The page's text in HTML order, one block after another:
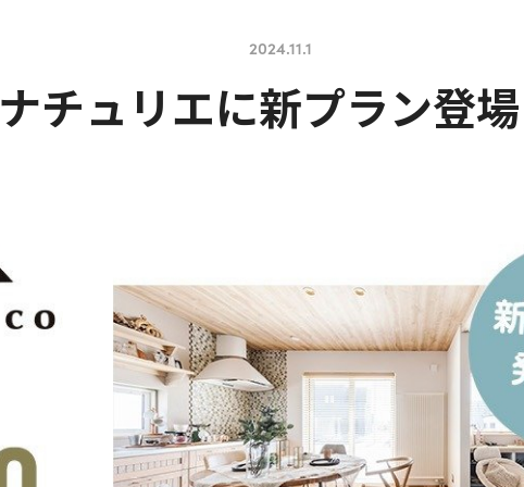
2024.11.1
ナチュリエに新プラン登